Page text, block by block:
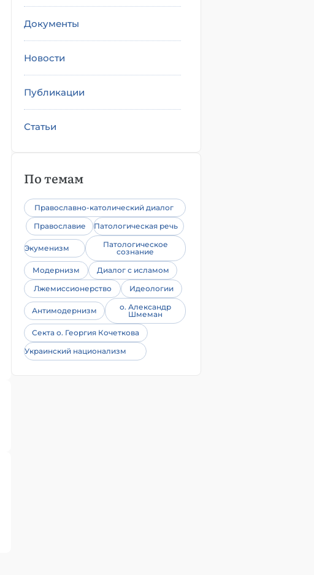
Документы
Новости
Публикации
Статьи
По темам
Православно-католический диалог
Православие
Патологическая речь
Экуменизм
Патологическое
сознание
Модернизм
Диалог с исламом
Лжемиссионерство
Идеологии
Антимодернизм
о. Александр
Шмеман
Секта о. Георгия Кочеткова
Украинский национализм